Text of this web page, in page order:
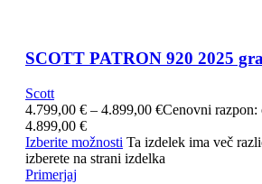
SCOTT PATRON 920 2025
Scott
4.799,00 € – 4.899,00 €Cenovni razpon:
4.899,00 €
Izberite možnosti Ta izdelek ima več
izberete na strani izdelka
Primerjaj